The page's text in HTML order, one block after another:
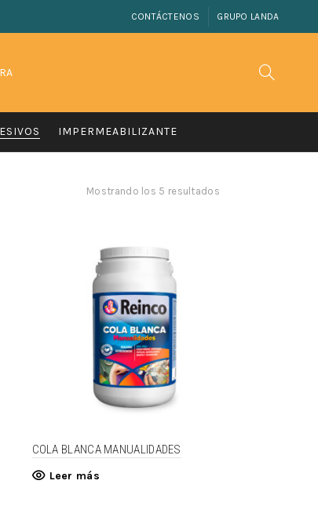
CONTÁCTENOS GRUPO LANDA
IMPERMEABILIZANTE
Mostrando los 5 resultados
COLA BLANCA MANUALIDADES
Leer más